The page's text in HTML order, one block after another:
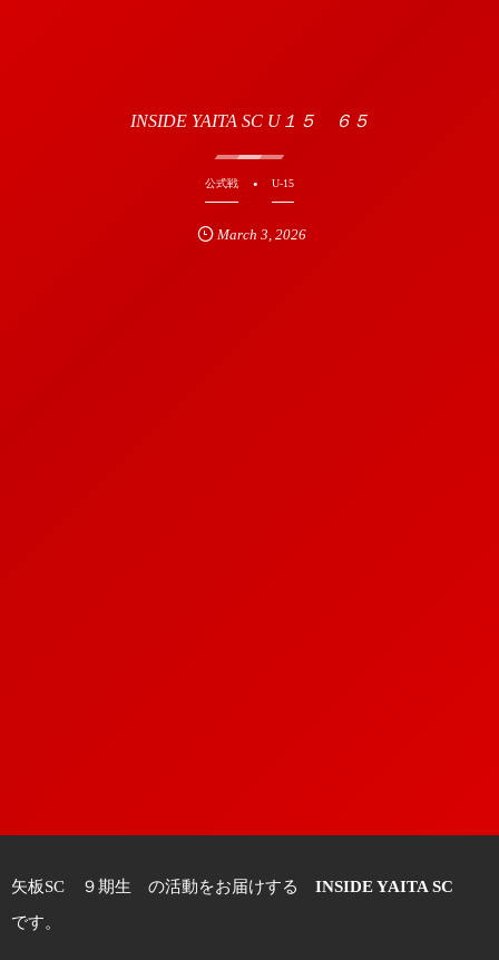
INSIDE YAITA SC U１５ ６５
公式戦 U-15
March 3 2026
矢板SC ９期生 の活動をお届けする INSIDE YAITA SC
です。